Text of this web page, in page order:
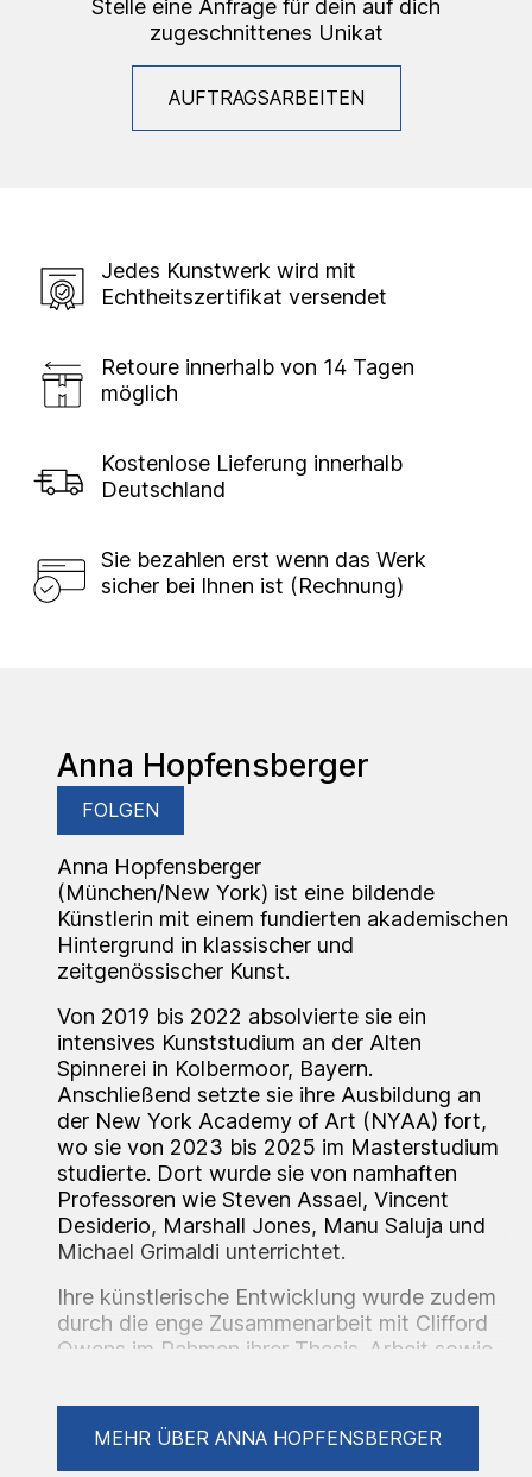
Stelle eine Anfrage für dein auf dich
zugeschnittenes Unikat
AUFTRAGSARBEITEN
Jedes Kunstwerk wird mit
Echtheitszertifikat versendet
Retoure innerhalb von 14 Tagen
möglich
Kostenlose Lieferung innerhalb
Deutschland
Sie bezahlen erst wenn das Werk
sicher bei Ihnen ist (Rechnung)
Anna Hopfensberger
FOLGEN
Anna Hopfensberger
(München/New York) ist eine bildende
Künstlerin mit einem fundierten akademischen
Hintergrund in klassischer und
zeitgenössischer Kunst.
Von 2019 bis 2022 absolvierte sie ein
intensives Kunststudium an der Alten
Spinnerei in Kolbermoor, Bayern.
Anschließend setzte sie ihre Ausbildung an
der New York Academy of Art (NYAA) fort,
wo sie von 2023 bis 2025 im Masterstudium
studierte. Dort wurde sie von namhaften
Professoren wie Steven Assael, Vincent
Desiderio, Marshall Jones, Manu Saluja und
Michael Grimaldi unterrichtet.
Ihre künstlerische Entwicklung wurde zudem
durch die enge Zusammenarbeit mit Clifford
Owens im Rahmen ihrer Thesis-Arbeit sowie
Benaroya geprägt.
MEHR ÜBER ANNA HOPFENSBERGER